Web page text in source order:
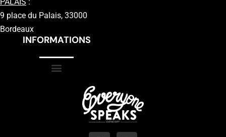
INFORMATIONS
9 place du Palais, 33000
Bordeaux